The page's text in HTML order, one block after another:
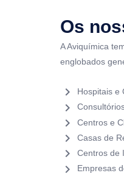
Os
A Aviquímica
englobados
chevron_right Hospitais e
chevron_right
chevron_right Centros e
chevron_right Casas de
chevron_right Centros de
chevron_right Empresas